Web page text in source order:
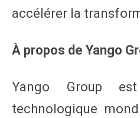
accélérer la
À propos de Yango
Yango Group
technologique